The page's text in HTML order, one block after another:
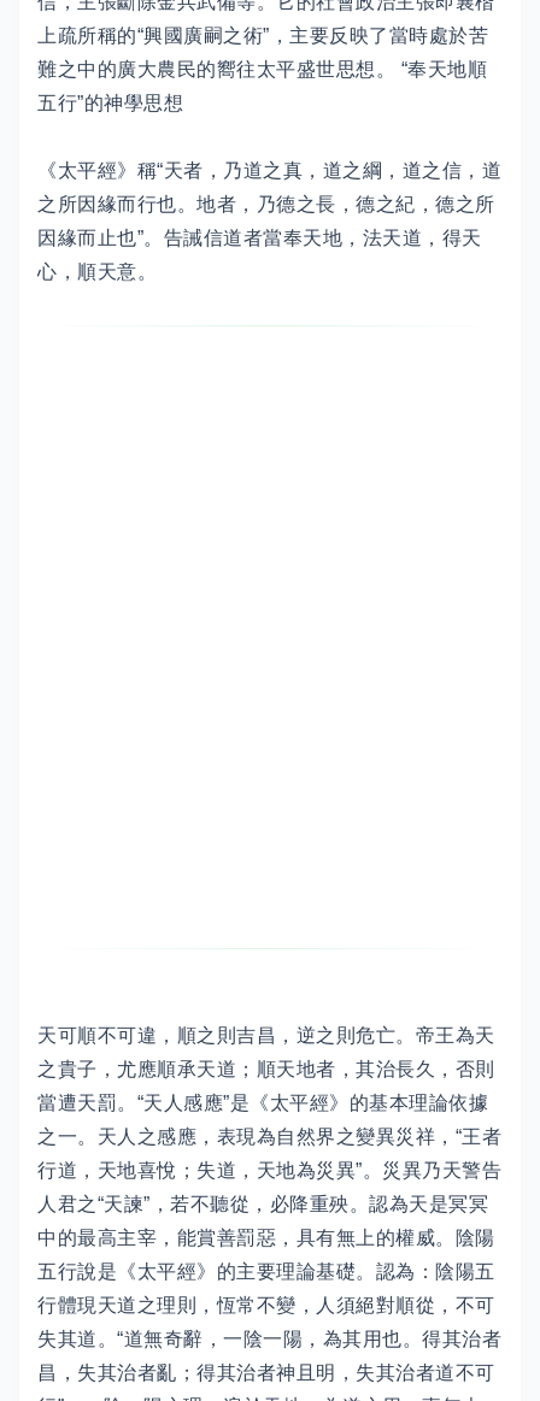
上疏所稱的“興國廣嗣之術”，主要反映了當時處於苦
難之中的廣大農民的嚮往太平盛世思想。 “奉天地順
五行”的神學思想
《太平經》稱“天者，乃道之真，道之綱，道之信，道
之所因緣而行也。地者，乃德之長，德之紀，德之所
因緣而止也”。告誡信道者當奉天地，法天道，得天
心，順天意。
天可順不可違，順之則吉昌，逆之則危亡。帝王為天
之貴子，尤應順承天道；順天地者，其治長久，否則
當遭天罰。“天人感應”是《太平經》的基本理論依據
之一。天人之感應，表現為自然界之變異災祥，“王者
行道，天地喜悅；失道，天地為災異”。災異乃天警告
人君之“天諫”，若不聽從，必降重殃。認為天是冥冥
中的最高主宰，能賞善罰惡，具有無上的權威。陰陽
五行說是《太平經》的主要理論基礎。認為：陰陽五
行體現天道之理則，恆常不變，人須絕對順從，不可
失其道。“道無奇辭，一陰一陽，為其用也。得其治者
昌，失其治者亂；得其治者神且明，失其治者道不可